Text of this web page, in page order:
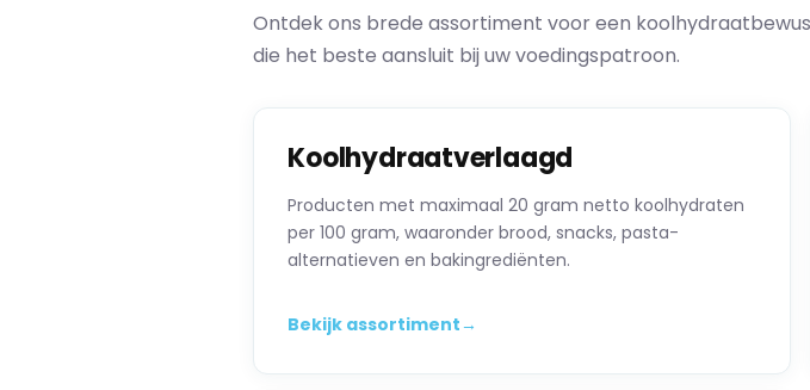
Ontdek ons brede assortiment voor een
die het beste aansluit bij uw voedingspatroon.
Koolhydraatverlaagd
Producten met maximaal 20 gram netto koolhydraten
per 100 gram, waaronder brood, snacks, pasta-
alternatieven en bakingrediënten.
Bekijk assortiment→